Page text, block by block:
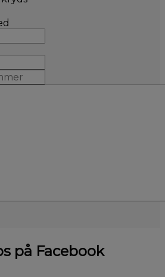
på Facebook